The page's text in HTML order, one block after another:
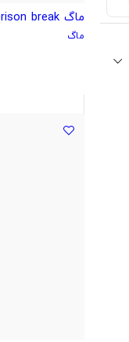
ماگ prison break
ماگ